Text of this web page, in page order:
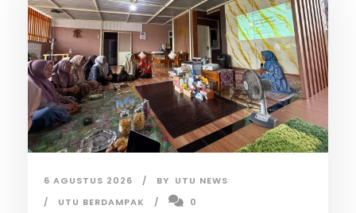
6 AGUSTUS 2026 BY UTU NEWS
UTU BERDAMPAK
0